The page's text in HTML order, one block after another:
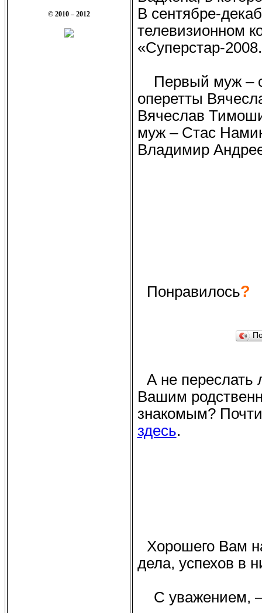
© 2010 – 2012
В сентябре-
телевизионном
«Суперстар-
Первый муж –
оперетты
Вячеслав
муж – Стас
Владимир
Понравилось?
А не переслать
Вашим
знакомым?
здесь.
Хорошего Вам
дела, успехов в
С уважением,